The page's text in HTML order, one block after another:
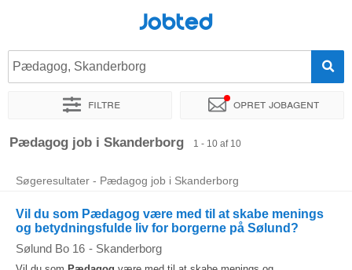
Jobted
Pædagog, Skanderborg
Filtre Opret jobagent
Sorter efter Præcist sted Virksomhed
Pædagog job i Skanderborg 1 - 10 af 10
Søgeresultater - Pædagog job i Skanderborg
Vil du som Pædagog være med til at skabe menings
og betydningsfulde liv for borgerne på Sølund?
Sølund Bo 16 - Skanderborg